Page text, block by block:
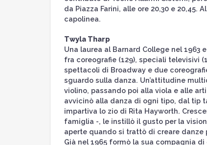
da Piazza Farini, alle ore 20,30 e
capolinea.
Twyla Tharp
Una laurea al Barnard College nel 1963
fra coreografie (129), speciali televisivi
spettacoli di Broadway e due
sguardo sulla danza. Un’attitudine
violino, passando poi alla viola e alle
avvicinò alla danza di ogni tipo, dal tip
impartiva lo zio di Rita Hayworth.
famiglia -, le instillò il gusto per la
aperte quando si trattò di creare danze
Già nel 1965 formò la sua compagnia